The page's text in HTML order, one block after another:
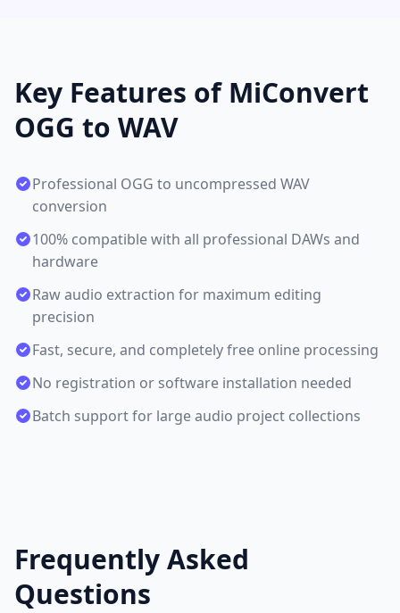
Key Features of MiConvert
OGG to WAV
Professional OGG to uncompressed WAV
conversion
100% compatible with all professional DAWs and
hardware
Raw audio extraction for maximum editing
precision
Fast, secure, and completely free online processing
No registration or software installation needed
Batch support for large audio project collections
Frequently Asked
Questions